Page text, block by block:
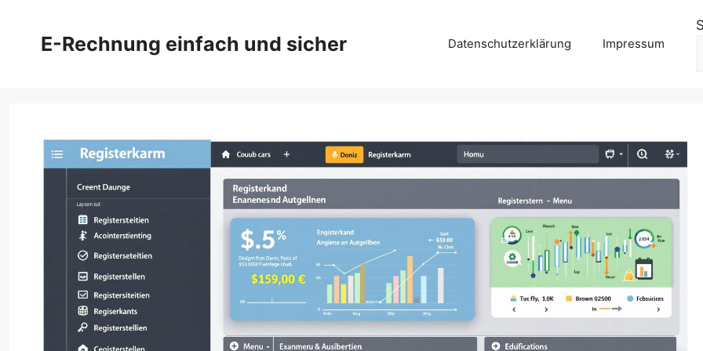
springenE-Rechnung einfach und sicher Datenschutzerklärung Impressum